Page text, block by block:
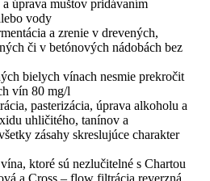
úprava muštov pridávaním
vody
a zrenie v drevených,
či v betónových nádobách bez
bielych vínach nesmie prekročit
vín 80 mg/l
pasterizácia, úprava alkoholu a
uhličitého, tanínov a
zásahy skreslujúce charakter
ktoré sú nezlučitelné s Chartou